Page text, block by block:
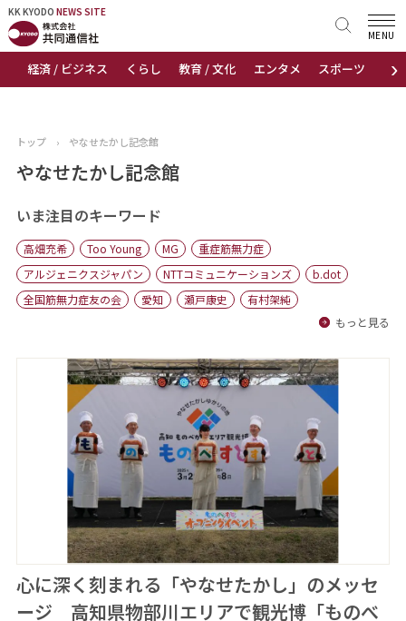
KK KYODO NEWS SITE
›
経済 / ビジネス くらし 教育 / 文化 エンタメ スポーツ 地域
MENU
KK KYODONEWS SITE
トップページ
ニュース
おすすめコンテンツ
出版物
会社概要
トップ › やなせたかし記念館
やなせたかし記念館
いま注目のキーワード
高畑充希 Too Young MG
重症筋無力症
アルジェニクスジャパン
NTTコミュニケーションズ
b.dot
全国筋無力症友の会
愛知 瀬戸康史
有村架純
もっと見る
心に深く刻まれる「やなせたかし」のメッセ
ージ 高知県物部川エリアで観光博「ものべ